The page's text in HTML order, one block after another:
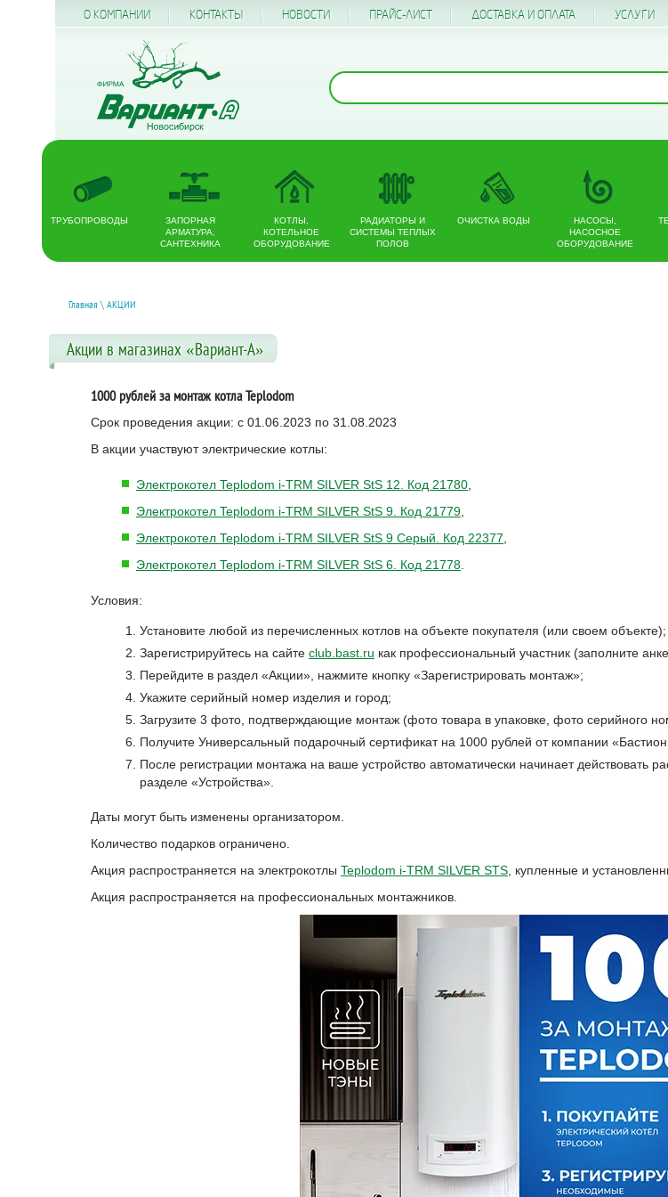
О КОМПАНИИ КОНТАКТЫ НОВОСТИ ПРАЙС-ЛИСТ ДОСТАВКА И ОПЛАТА УСЛУГИ
ТРУБОПРОВОДЫ
ЗАПОРНАЯ
АРМАТУРА,
САНТЕХНИКА
КОТЛЫ,
КОТЕЛЬНОЕ
ОБОРУДОВАНИЕ
РАДИАТОРЫ И
СИСТЕМЫ ТЕПЛЫХ
ПОЛОВ
ОЧИСТКА ВОДЫ
НАСОСЫ,
НАСОСНОЕ
ОБОРУДОВАНИЕ
Главная \ АКЦИИ
Акции в магазинах «Вариант-А»
1000 рублей за монтаж котла Teplodom
Срок проведения акции: с 01.06.2023 по 31.08.2023
В акции участвуют электрические котлы:
Электрокотел Teplodom i-TRM SILVER StS 12. Код 21780
Электрокотел Teplodom i-TRM SILVER StS 9. Код 21779
Электрокотел Teplodom i-TRM SILVER StS 9 Серый. Код 22377
Электрокотел Teplodom i-TRM SILVER StS 6. Код 21778
Условия:
Установите любой из перечисленных котлов на объекте покупателя (или своем объекте);
Зарегистрируйтесь на сайте club.bast.ru как профессиональный участник (заполните
Перейдите в раздел «Акции», нажмите кнопку «Зарегистрировать монтаж»;
Укажите серийный номер изделия и город;
Загрузите 3 фото, подтверждающие монтаж (фото товара в упаковке, фото серийного
Получите Универсальный подарочный сертификат на 1000 рублей от компании
После регистрации монтажа на ваше устройство автоматически начинает действовать
разделе «Устройства».
Даты могут быть изменены организатором.
Количество подарков ограничено.
Акция распространяется на электрокотлы Teplodom i-TRM SILVER STS , купленные и
Акция распространяется на профессиональных монтажников.